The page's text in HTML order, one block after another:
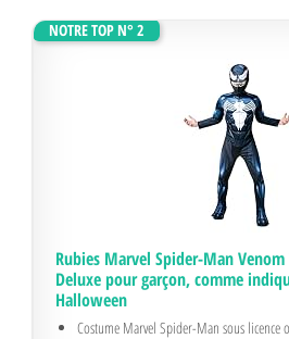
NOTRE TOP N° 2
Rubies Marvel Spider-Man Venom
Deluxe pour garçon, comme
Halloween
Costume Marvel Spider-Man sous licence